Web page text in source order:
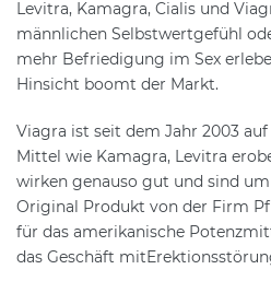
Levitra, Kamagra, Cialis und
männlichen Selbstwertgefühl
mehr Befriedigung im Sex
Hinsicht boomt der Markt.
Viagra ist seit dem Jahr 2003
Mittel wie Kamagra, Levitra
wirken genauso gut und sind
Original Produkt von der Firm
für das amerikanische
das Geschäft